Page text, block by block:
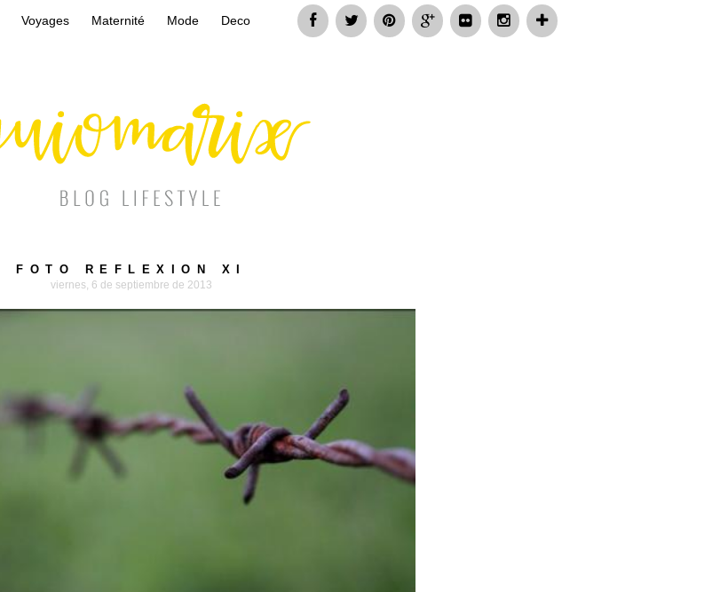
Voyages Maternité Mode Deco
FOTO REFLEXION XI
viernes, 6 de septiembre de 2013